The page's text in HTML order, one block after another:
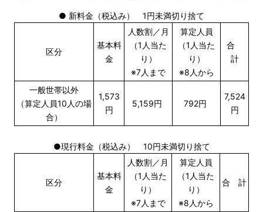
● 新料金（税込み） 1円未満切り捨て
区分
基本料
金
人数割／月
（1人当た
り）
※7人まで
算定人員
（1人当た
り）
※8人から
合
計
一般世帯以外
（算定人員10人の場
合）
1,573
円
5,159円 792円
7,524
円
●現行料金（税込み） 10円未満切り捨て
区分
基本料
金
人数割／月
（1人当た
り）
※7人まで
算定人員
（1人当た
り）
※8人から
合 計